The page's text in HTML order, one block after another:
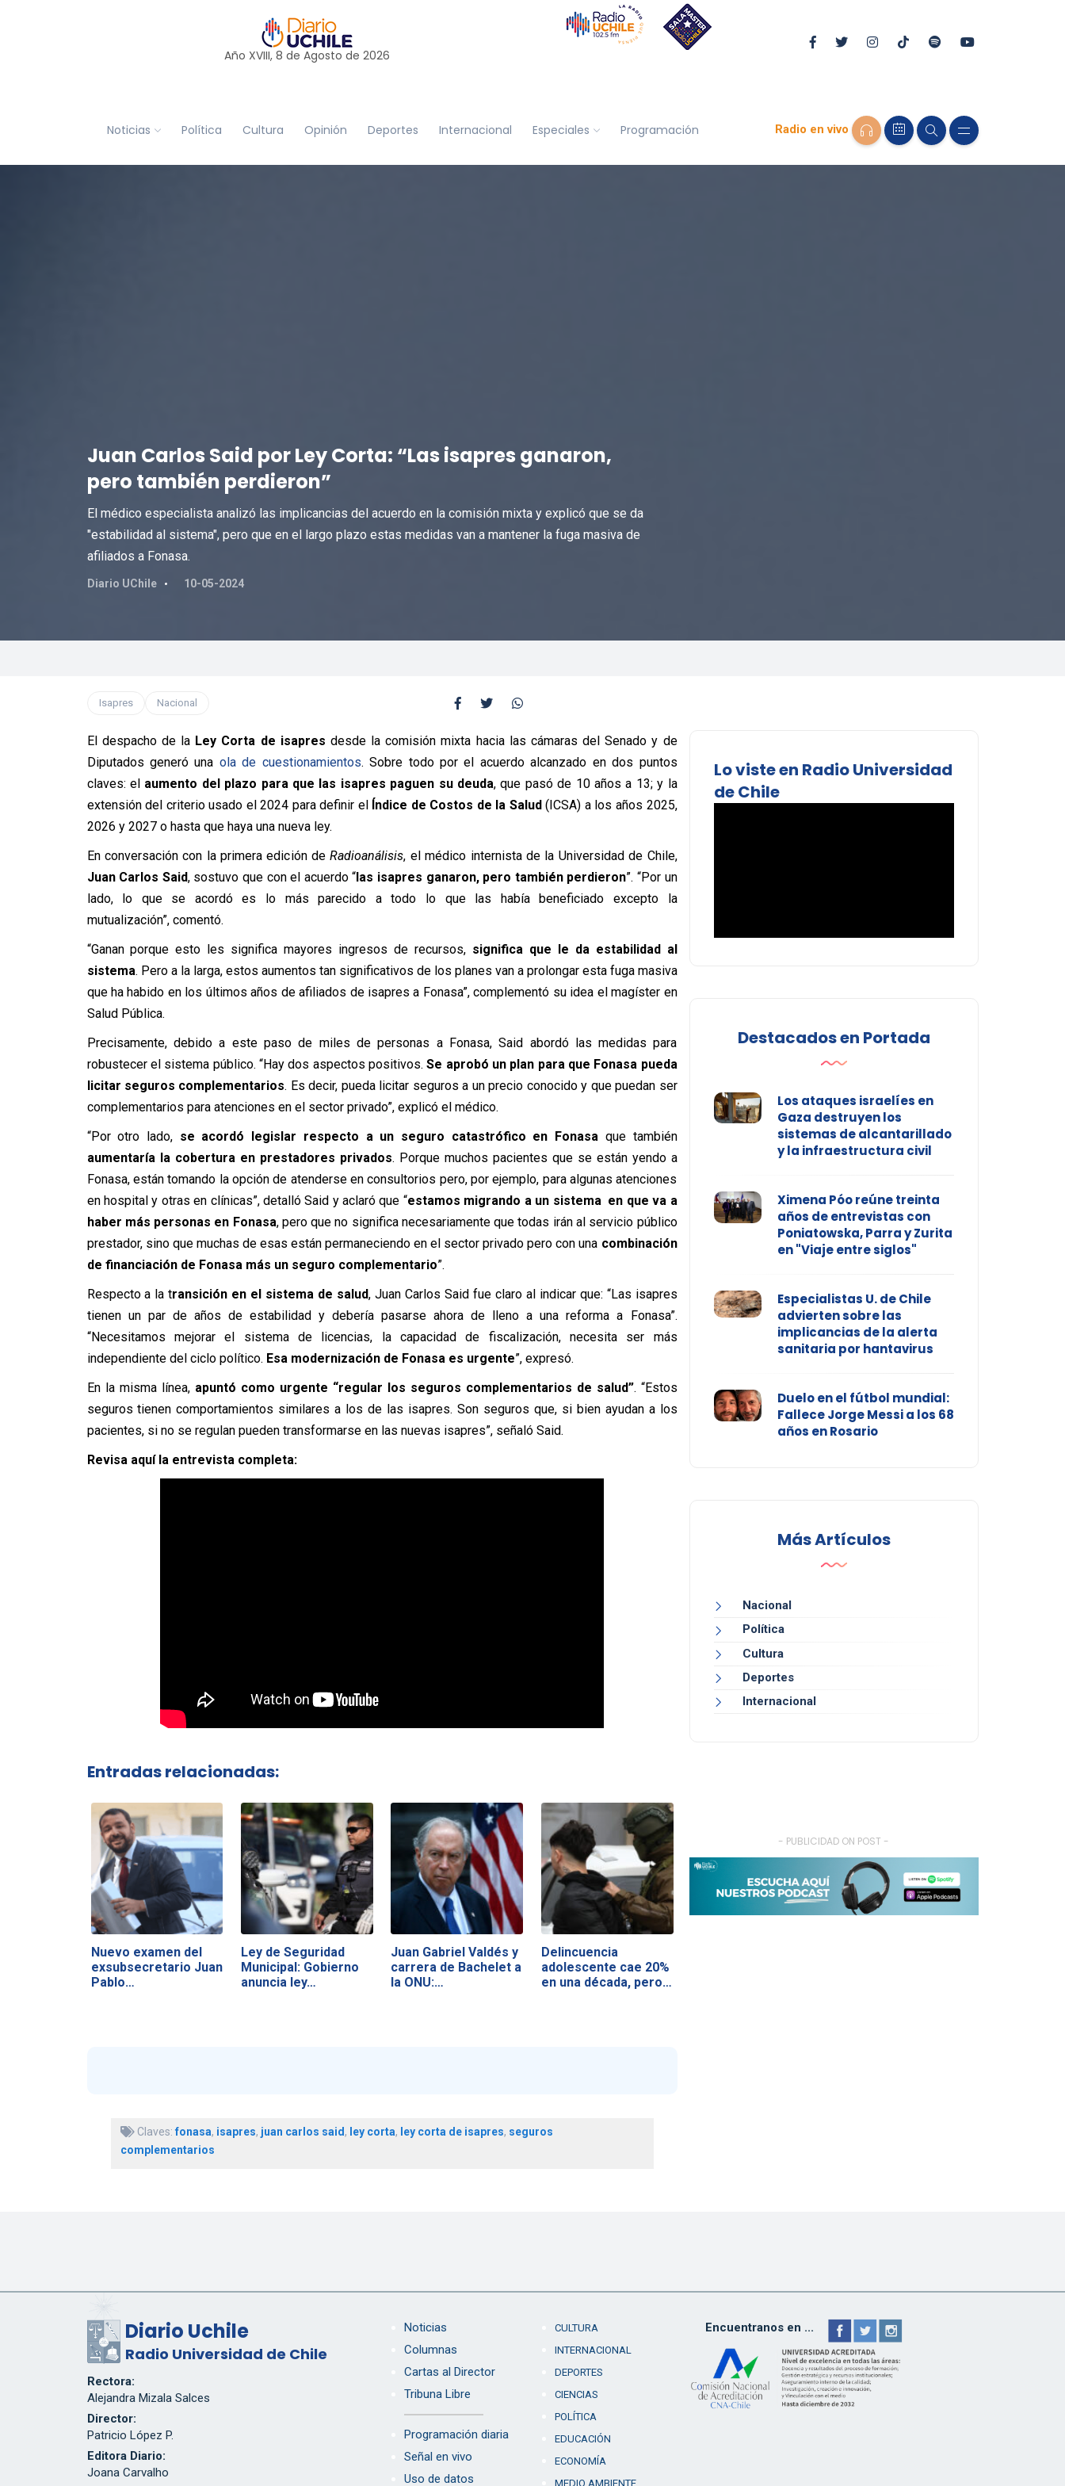
Año XVIII, 8 de Agosto de 2026
Noticias Política Cultura Opinión Deportes Internacional Especiales Programación Radio en vivo
Juan Carlos Said por Ley Corta: “Las isapres ganaron,
pero también perdieron”
El médico especialista analizó las implicancias del acuerdo en la comisión mixta y explicó que se da
"estabilidad al sistema", pero que en el largo plazo estas medidas van a mantener la fuga masiva de
afiliados a Fonasa.
Diario UChile 10-05-2024
Isapres Nacional
El despacho de la Ley Corta de isapres desde la comisión mixta hacia las cámaras del Senado y de
Diputados generó una ola de cuestionamientos. Sobre todo por el acuerdo alcanzado en dos puntos
claves: el aumento del plazo para que las isapres paguen su deuda, que pasó de 10 años a 13; y la
extensión del criterio usado el 2024 para definir el Índice de Costos de la Salud(ICSA) a los años 2025,
2026 y 2027 o hasta que haya una nueva ley.
En conversación con la primera edición deRadioanálisis, el médico internista de la Universidad de Chile,
Juan Carlos Said, sostuvo que con el acuerdo “las isapres ganaron, pero también perdieron”. “Por un
lado, lo que se acordó es lo más parecido a todo lo que las había beneficiado excepto la
mutualización”, comentó.
“Ganan porque esto les significa mayores ingresos de recursos, significa que le da estabilidad al
sistema. Pero a la larga, estos aumentos tan significativos de los planes van a prolongar esta fuga masiva
que ha habido en los últimos años de afiliados de isapres a Fonasa”, complementó su idea el magíster en
Salud Pública.
Precisamente, debido a este paso de miles de personas a Fonasa, Said abordó las medidas para
robustecer el sistema público. “Hay dos aspectos positivos.Se aprobó un plan para que Fonasa pueda
licitar seguros complementarios. Es decir, pueda licitar seguros a un precio conocido y que puedan ser
complementarios para atenciones en el sector privado”, explicó el médico.
“Por otro lado, se acordó legislar respecto a un seguro catastrófico en Fonasa que también
aumentaría la cobertura en prestadores privados. Porque muchos pacientes que se están yendo a
Fonasa, están tomando la opción de atenderse en consultorios pero, por ejemplo, para algunas atenciones
en hospital y otras en clínicas”, detalló Said y aclaró que “estamos migrando a un sistema en que va a
haber más personas en Fonasa, pero que no significa necesariamente que todas irán al servicio público
prestador, sino que muchas de esas están permaneciendo en el sector privado pero con una combinación
de financiación de Fonasa más un seguro complementario”.
Respecto a la transición en el sistema de salud, Juan Carlos Said fue claro al indicar que: “Las isapres
tienen un par de años de estabilidad y debería pasarse ahora de lleno a una reforma a Fonasa”.
“Necesitamos mejorar el sistema de licencias, la capacidad de fiscalización, necesita ser más
independiente del ciclo político. Esa modernización de Fonasa es urgente”, expresó.
En la misma línea, apuntó como urgente “regular los seguros complementarios de salud”. “Estos
seguros tienen comportamientos similares a los de las isapres. Son seguros que, si bien ayudan a los
pacientes, si no se regulan pueden transformarse en las nuevas isapres”, señaló Said.
Revisa aquí la entrevista completa:
Entradas relacionadas:
Nuevo examen del
exsubsecretario Juan
Pablo…
Ley de Seguridad
Municipal: Gobierno
anuncia ley…
Juan Gabriel Valdés y
carrera de Bachelet a
la ONU:…
Delincuencia
adolescente cae 20%
en una década, pero…
Claves:fonasa, isapres, juan carlos said, ley corta, ley corta de isapres, seguros
complementarios
Lo viste en Radio Universidad
de Chile
Destacados en Portada
Los ataques israelíes en
Gaza destruyen los
sistemas de alcantarillado
y la infraestructura civil
Ximena Póo reúne treinta
años de entrevistas con
Poniatowska, Parra y Zurita
en "Viaje entre siglos"
Especialistas U. de Chile
advierten sobre las
implicancias de la alerta
sanitaria por hantavirus
Duelo en el fútbol mundial:
Fallece Jorge Messi a los 68
años en Rosario
Más Artículos
Nacional
Política
Cultura
Deportes
Internacional
- PUBLICIDAD ON POST -
Diario Uchile
Radio Universidad de Chile
Rectora:
Alejandra Mizala Salces
Director:
Patricio López P.
Editora Diario:
Joana Carvalho
Noticias
Columnas
Cartas al Director
Tribuna Libre
Programación diaria
Señal en vivo
Uso de datos
CULTURA
INTERNACIONAL
DEPORTES
CIENCIAS
POLÍTICA
EDUCACIÓN
ECONOMÍA
MEDIO AMBIENTE
Encuentranos en ...